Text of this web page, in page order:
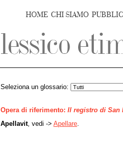
HOME CHI SIAMO
Seleziona un glossario:
Opera di riferimento: Il registro di San
Apellavit, vedi -> Apellare